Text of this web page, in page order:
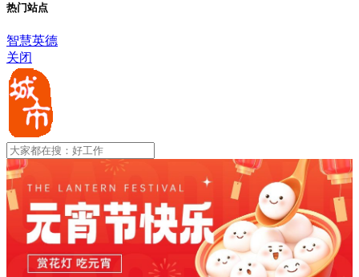
热门站点
智慧英德
关闭